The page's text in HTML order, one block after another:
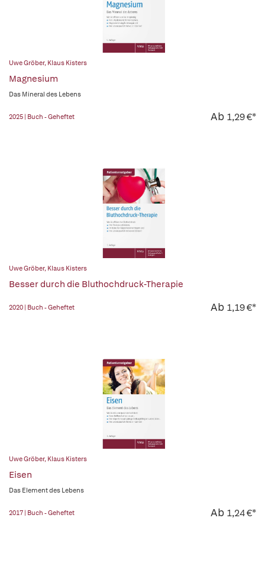
Uwe Gröber, Klaus Kisters
Magnesium
Das Mineral des Lebens
2025 | Buch - Geheftet Ab 1,29 €*
Uwe Gröber, Klaus Kisters
Besser durch die Bluthochdruck-Therapie
2020 | Buch - Geheftet Ab 1,19 €*
Uwe Gröber, Klaus Kisters
Eisen
Das Element des Lebens
2017 | Buch - Geheftet Ab 1,24 €*